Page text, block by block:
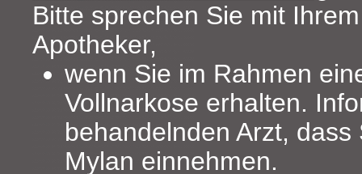
Bitte sprechen Sie mit
Apotheker,
wenn Sie im Rahmen
Vollnarkose erhalten.
behandelnden Arzt, dass
Mylan einnehmen.